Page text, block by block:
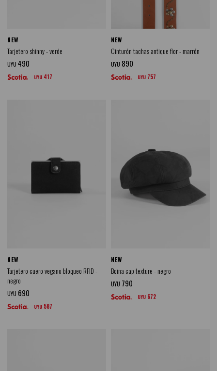
NEW
Tarjetero shinny - verde
UYU 490
UYU 417
NEW
Cinturón tachas antique flor - marrón
UYU 890
UYU 757
NEW
Tarjetero cuero vegano bloqueo RFID -
negro
UYU 690
UYU 587
NEW
Boina cap texture - negro
UYU 790
UYU 672